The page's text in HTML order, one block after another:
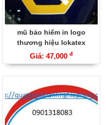
mũ bảo hiểm in logo
thương hiệu lokatex
Giá: 47,000 đ